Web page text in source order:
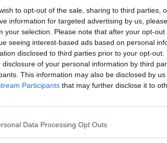
to opt-out of the sale, sharing to third parties,
information for targeted advertising by us,
your selection. Please note that after your opt-
seeing interest-based ads based on personal
disclosed to third parties prior to your opt-
disclosure of your personal information by third
This information may also be disclosed by
Participants that may further disclose it to
Data Processing Opt Outs
.